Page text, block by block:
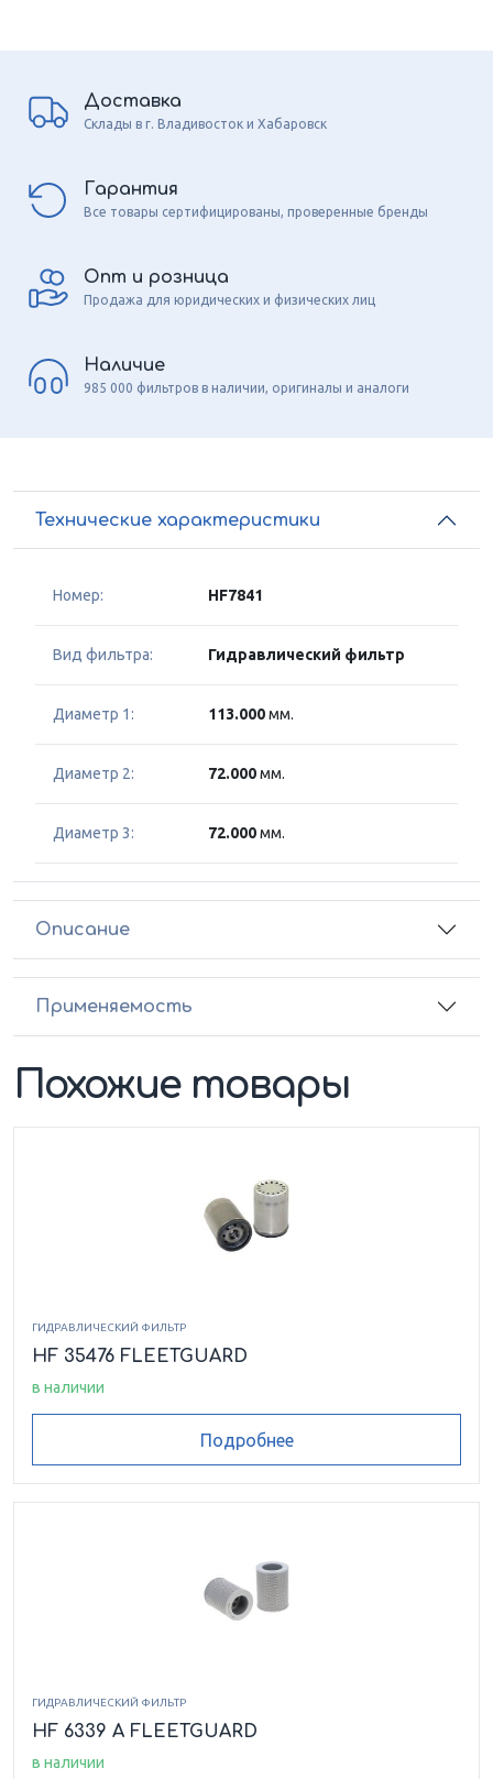
Доставка
Склады в г. Владивосток и Хабаровск
Гарантия
Все товары сертифицированы, проверенные бренды
Опт и розница
Продажа для юридических и физических лиц
Наличие
985 000 фильтров в наличии, оригиналы и аналоги
Технические характеристики
Номер: HF7841
Вид фильтра: Гидравлический фильтр
Диаметр 1: 113.000мм.
Диаметр 2: 72.000мм.
Диаметр 3: 72.000мм.
Описание
Применяемость
Похожие товары
ГИДРАВЛИЧЕСКИЙ ФИЛЬТР
HF 35476 FLEETGUARD
в наличии
Подробнее
ГИДРАВЛИЧЕСКИЙ ФИЛЬТР
HF 6339 A FLEETGUARD
в наличии